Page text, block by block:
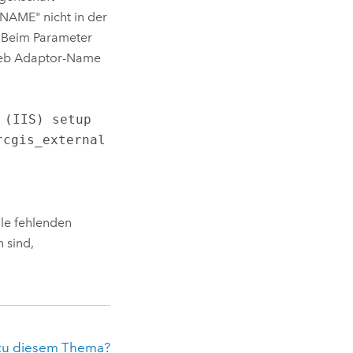
nicht in der
Parameter
Adaptor-Name
(IIS) setup
fehlenden
sind,
diesem Thema?